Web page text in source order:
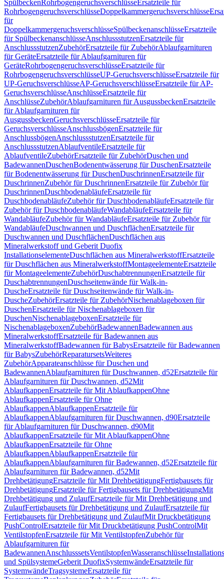
SpülbeckenRohrbogengeruchsverschlüsseErsatzteile für
RohrbogengeruchsverschlüsseDoppelkammergeruchsverschlüsse
für
DoppelkammergeruchsverschlüsseSpülbeckenanschlüsseErsatzteile
für SpülbeckenanschlüsseAnschlussstutzenErsatzteile für
AnschlussstutzenZubehörErsatzteile für ZubehörAblaufgarnituren
für GeräteErsatzteile für Ablaufgarnituren für
GeräteRohrbogengeruchsverschlüsseErsatzteile für
RohrbogengeruchsverschlüsseUP-GeruchsverschlüsseErsatzteile für
UP-GeruchsverschlüsseAP-GeruchsverschlüsseErsatzteile für AP-
GeruchsverschlüsseAnschlüsseErsatzteile für
AnschlüsseZubehörAblaufgarnituren für AusgussbeckenErsatzteile
für Ablaufgarnituren für
AusgussbeckenGeruchsverschlüsseErsatzteile für
GeruchsverschlüsseAnschlussbögenErsatzteile für
AnschlussbögenAnschlussstutzenErsatzteile für
AnschlussstutzenAblaufventileErsatzteile für
AblaufventileZubehörErsatzteile für ZubehörDuschen und
BadewannenDuschenBodenentwässerung für DuschenErsatzteile
für Bodenentwässerung für DuschenDuschrinnenErsatzteile für
DuschrinnenZubehör für DuschrinnenErsatzteile für Zubehör für
DuschrinnenDuschbodenabläufeErsatzteile für
DuschbodenabläufeZubehör für DuschbodenabläufeErsatzteile für
Zubehör für DuschbodenabläufeWandabläufeErsatzteile für
WandabläufeZubehör für WandabläufeErsatzteile für Zubehör für
WandabläufeDuschwannen und DuschflächenErsatzteile für
Duschwannen und DuschflächenDuschflächen aus
Mineralwerkstoff und Geberit Duofix
InstallationselementeDuschflächen aus MineralwerkstoffErsatzteile
für Duschflächen aus MineralwerkstoffMontageelementeErsatzteile
für MontageelementeZubehörDuschabtrennungenErsatzteile für
DuschabtrennungenDuschseitenwände für Walk-in-
DuscheErsatzteile für Duschseitenwände für Walk-in-
DuscheZubehörErsatzteile für ZubehörNischenablageboxen für
DuschenErsatzteile für Nischenablageboxen für
DuschenNischenablageboxenErsatzteile für
NischenablageboxenZubehörBadewannenBadewannen aus
MineralwerkstoffErsatzteile für Badewannen aus
MineralwerkstoffBadewannen für BabysErsatzteile für Badewannen
für BabysZubehörReparatursetsWeiteres
ZubehörApparateanschlüsse für Duschen und
BadewannenAblaufgarnituren für Duschwannen, d52Ersatzteile für
Ablaufgarnituren für Duschwannen, d52Mit
AblaufkappenErsatzteile für Mit AblaufkappenOhne
AblaufkappenErsatzteile für Ohne
AblaufkappenAblaufkappenErsatzteile für
AblaufkappenAblaufgarnituren für Duschwannen, d90Ersatzteile
für Ablaufgarnituren für Duschwannen, d90Mit
AblaufkappenErsatzteile für Mit AblaufkappenOhne
AblaufkappenErsatzteile für Ohne
AblaufkappenAblaufkappenErsatzteile für
AblaufkappenAblaufgarnituren für Badewannen, d52Ersatzteile für
Ablaufgarnituren für Badewannen, d52Mit
DrehbetätigungErsatzteile für Mit DrehbetätigungFertigbausets für
DrehbetätigungErsatzteile für Fertigbausets für DrehbetätigungMit
Drehbetätigung und ZulaufErsatzteile für Mit Drehbetätigung und
ZulaufFertigbausets für Drehbetätigung und ZulaufErsatzteile für
Fertigbausets für Drehbetätigung und ZulaufMit Druckbetätigung
PushControlErsatzteile für Mit Druckbetätigung PushControlMit
VentilstopfenErsatzteile für Mit VentilstopfenZubehör für
Ablaufgarnituren für
BadewannenAnschlusssetsVentilstopfenWasseranschlüsse
und SpülsystemeGeberit DuofixSystemwändeErsatzteile für
SystemwändeTragsystemeErsatzteile für